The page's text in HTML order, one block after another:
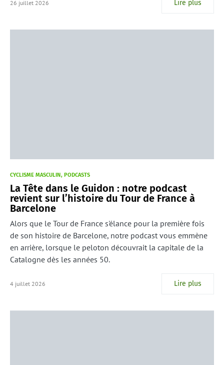
26 juillet 2026 Lire plus
CYCLISME MASCULIN PODCASTS
La Tête dans le Guidon : notre podcast
revient sur l’histoire du Tour de France à
Barcelone
Alors que le Tour de France s'élance pour la première fois
de son histoire de Barcelone, notre podcast vous emmène
en arrière, lorsque le peloton découvrait la capitale de la
Catalogne dès les années 50.
4 juillet 2026 Lire plus